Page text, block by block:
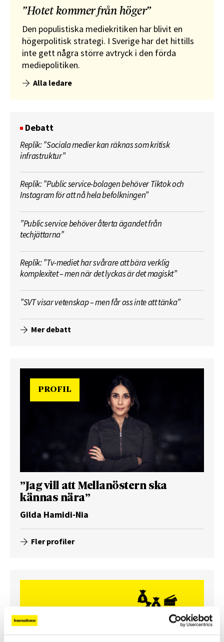
”Hotet kommer från höger”
Den populistiska mediekritiken har blivit en
högerpolitisk strategi. I Sverige har det hittills
inte gett några större avtryck i den förda
mediepolitiken.
Alla ledare
Debatt
Replik: ”Sociala medier kan räknas som kritisk
infrastruktur”
Replik: ”Public service-bolagen behöver Tiktok och
Instagram för att nå hela befolkningen”
”Public service behöver återta ägandet från
techjättarna”
Replik: ”Tv-mediet har svårare att bära verklig
komplexitet – men när det lyckas är det magiskt”
”SVT visar vetenskap – men får oss inte att tänka”
Mer debatt
PROFIL
”Jag vill att Mellanöstern ska
kännas nära”
Gilda Hamidi-Nia
Fler profiler